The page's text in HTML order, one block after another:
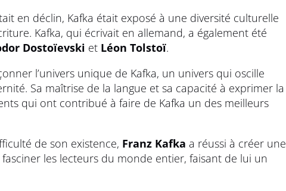
en déclin, Kafka était exposé à une diversité culturelle
Kafka, qui écrivait en allemand, a également été
Dostoïevski et Léon Tolstoï.
l’univers unique de Kafka, un univers qui oscille
Sa maîtrise de la langue et sa capacité à exprimer la
qui ont contribué à faire de Kafka un des meilleurs
de son existence, Franz Kafka a réussi à créer une
les lecteurs du monde entier, faisant de lui un